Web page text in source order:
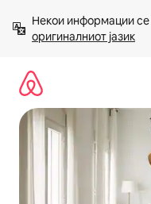
содржина
Некои информации
оригиналниот јазик